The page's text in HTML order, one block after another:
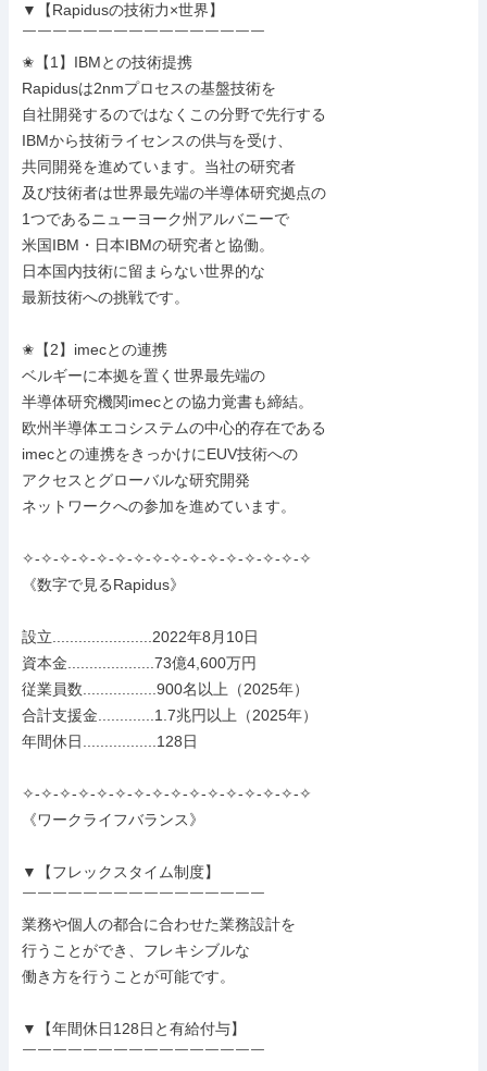
▼【Rapidusの技術力×世界】
￣￣￣￣￣￣￣￣￣￣￣￣￣￣￣￣
✬【1】IBMとの技術提携
Rapidusは2nmプロセスの基盤技術を
自社開発するのではなくこの分野で先行する
IBMから技術ライセンスの供与を受け、
共同開発を進めています。当社の研究者
及び技術者は世界最先端の半導体研究拠点の
1つであるニューヨーク州アルバニーで
米国IBM・日本IBMの研究者と協働。
日本国内技術に留まらない世界的な
最新技術への挑戦です。
✬【2】imecとの連携
ベルギーに本拠を置く世界最先端の
半導体研究機関imecとの協力覚書も締結。
欧州半導体エコシステムの中心的存在である
imecとの連携をきっかけにEUV技術への
アクセスとグローバルな研究開発
ネットワークへの参加を進めています。
✧-✧-✧-✧-✧-✧-✧-✧-✧-✧-✧-✧-✧-✧-✧-✧
《数字で見るRapidus》
設立.......................2022年8月10日
資本金....................73億4,600万円
従業員数.................900名以上（2025年）
合計支援金.............1.7兆円以上（2025年）
年間休日.................128日
✧-✧-✧-✧-✧-✧-✧-✧-✧-✧-✧-✧-✧-✧-✧-✧
《ワークライフバランス》
▼【フレックスタイム制度】
￣￣￣￣￣￣￣￣￣￣￣￣￣￣￣￣
業務や個人の都合に合わせた業務設計を
行うことができ、フレキシブルな
働き方を行うことが可能です。
▼【年間休日128日と有給付与】
￣￣￣￣￣￣￣￣￣￣￣￣￣￣￣￣